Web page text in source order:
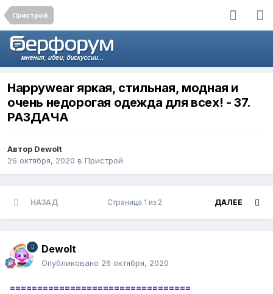
Пристрой
Happywear яркая, стильная, модная и
очень недорогая одежда для всех! - 37.
РАЗДАЧА
Автор Dewolt
26 октября, 2020 в Пристрой
НАЗАД ДАЛЕЕ
Страница 1 из 2
Dewolt
Опубликовано 26 октября, 2020
=================================